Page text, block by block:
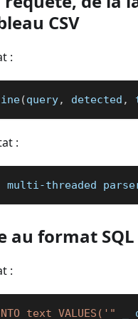
CSV
:
(query, detected ,
:
multi-threaded
au format SQL
:
text VALUES('"